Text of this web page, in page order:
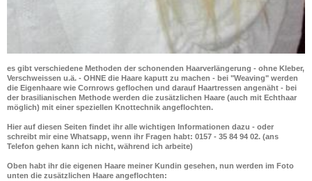
es gibt verschiedene Methoden der schonenden Haarverlängerung - ohne Kleber,
Verschweissen u.ä. - OHNE die Haare kaputt zu machen - bei "Weaving" werden
die Eigenhaare wie Cornrows geflochen und darauf Haartressen angenäht - bei
der brasilianischen Methode werden die zusätzlichen Haare (auch mit Echthaar
möglich) mit einer speziellen Knottechnik angeflochten.
Hier auf diesen Seiten findet ihr alle wichtigen Informationen dazu - oder
schreibt mir eine Whatsapp, wenn ihr Fragen habt: 0157 - 35 84 94 02. (ans
Telefon gehen kann ich nicht, während ich arbeite)
Oben habt ihr die eigenen Haare meiner Kundin gesehen, nun werden im Foto
unten die zusätzlichen Haare angeflochten: